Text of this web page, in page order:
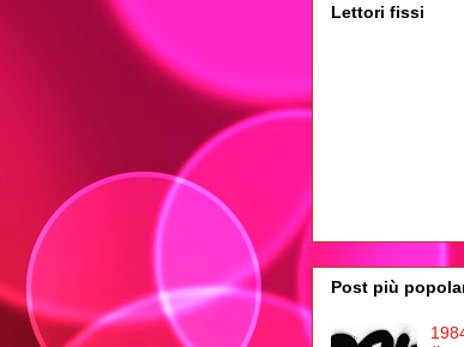
Lettori fissi
Post più